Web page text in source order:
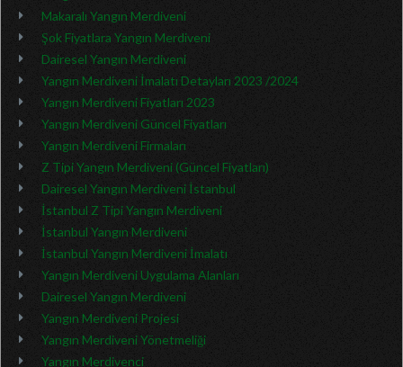
Makaralı Yangın Merdiveni
Şok Fiyatlara Yangın Merdiveni
Dairesel Yangın Merdiveni
Yangın Merdiveni İmalatı Detayları 2023 /2024
Yangın Merdiveni Fiyatları 2023
Yangın Merdiveni Güncel Fiyatları
Yangın Merdiveni Firmaları
Z Tipi Yangın Merdiveni (Güncel Fiyatları)
Dairesel Yangın Merdiveni İstanbul
İstanbul Z Tipi Yangın Merdiveni
İstanbul Yangın Merdiveni
İstanbul Yangın Merdiveni İmalatı
Yangın Merdiveni Uygulama Alanları
Dairesel Yangın Merdiveni
Yangın Merdiveni Projesi
Yangın Merdiveni Yönetmeliği
Yangın Merdivenci